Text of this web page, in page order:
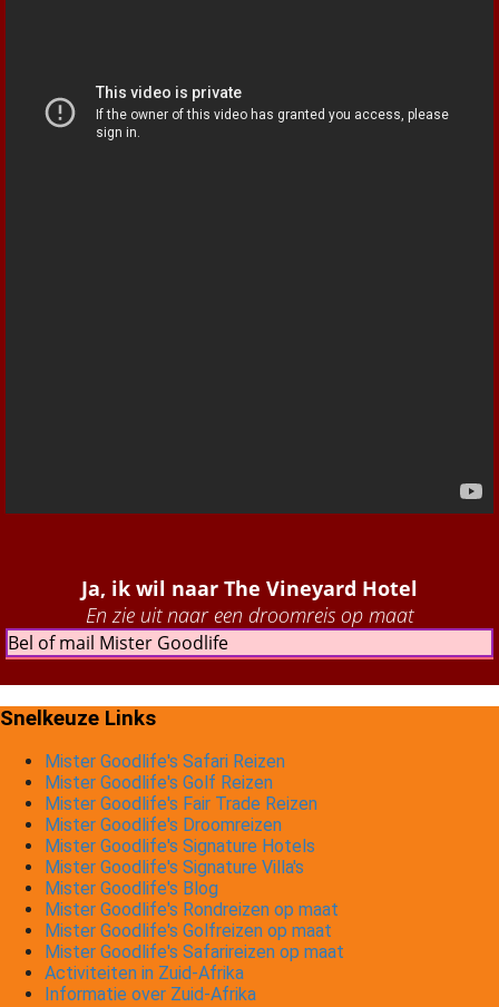
Ja, ik wil naar The Vineyard Hotel
En zie uit naar een droomreis op maat
Bel of mail Mister Goodlife
Snelkeuze Links
Mister Goodlife's Safari Reizen
Mister Goodlife's Golf Reizen
Mister Goodlife's Fair Trade Reizen
Mister Goodlife's Droomreizen
Mister Goodlife's Signature Hotels
Mister Goodlife's Signature Villa's
Mister Goodlife's Blog
Mister Goodlife's Rondreizen op maat
Mister Goodlife's Golfreizen op maat
Mister Goodlife's Safarireizen op maat
Activiteiten in Zuid-Afrika
Informatie over Zuid-Afrika